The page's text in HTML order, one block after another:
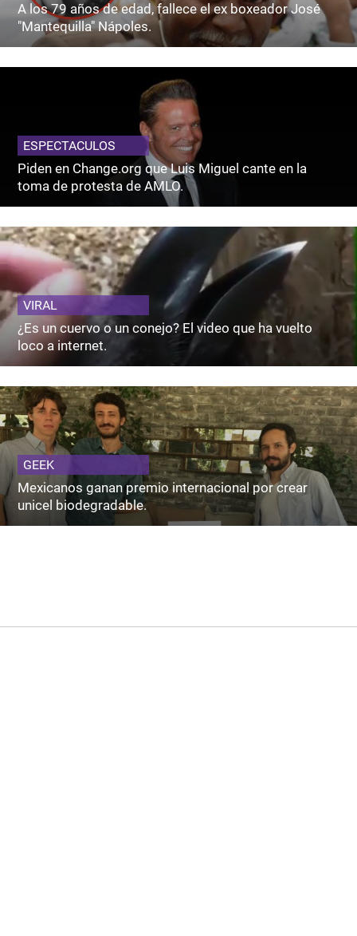
A los 79 años de edad, fallece el ex boxeador José
"Mantequilla" Nápoles.
ESPECTACULOS
Piden en Change.org que Luis Miguel cante en la
toma de protesta de AMLO.
VIRAL
¿Es un cuervo o un conejo? El video que ha vuelto
loco a internet.
GEEK
Mexicanos ganan premio internacional por crear
unicel biodegradable.